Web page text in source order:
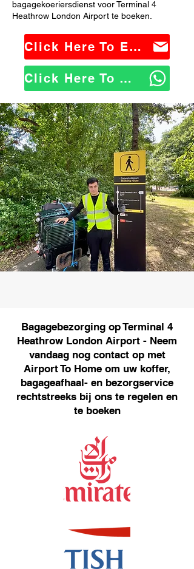
bagagekoeriersdienst voor Terminal 4
Heathrow London Airport te boeken.
Click Here To Email Us
Click Here To WhatsApp Us
Bagagebezorging op Terminal 4
Heathrow London Airport - Neem
vandaag nog contact op met
Airport To Home om uw koffer,
bagageafhaal- en bezorgservice
rechtstreeks bij ons te regelen en
te boeken